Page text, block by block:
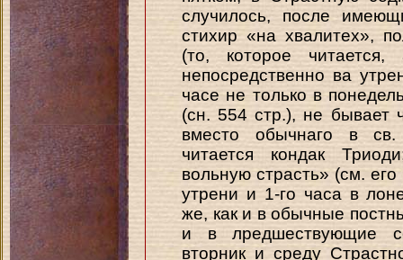
случилось, после
стихир «на хвалитех»,
(то, которое
непосредственно ва
часе не только в
(сн. 554 стр.), не бывает
вместо обычнаго в св.
читается кондак
вольную страсть» (см.
утрени и 1-го часа в
же, как и в обычные
и в лредшествующие
вторник и среду